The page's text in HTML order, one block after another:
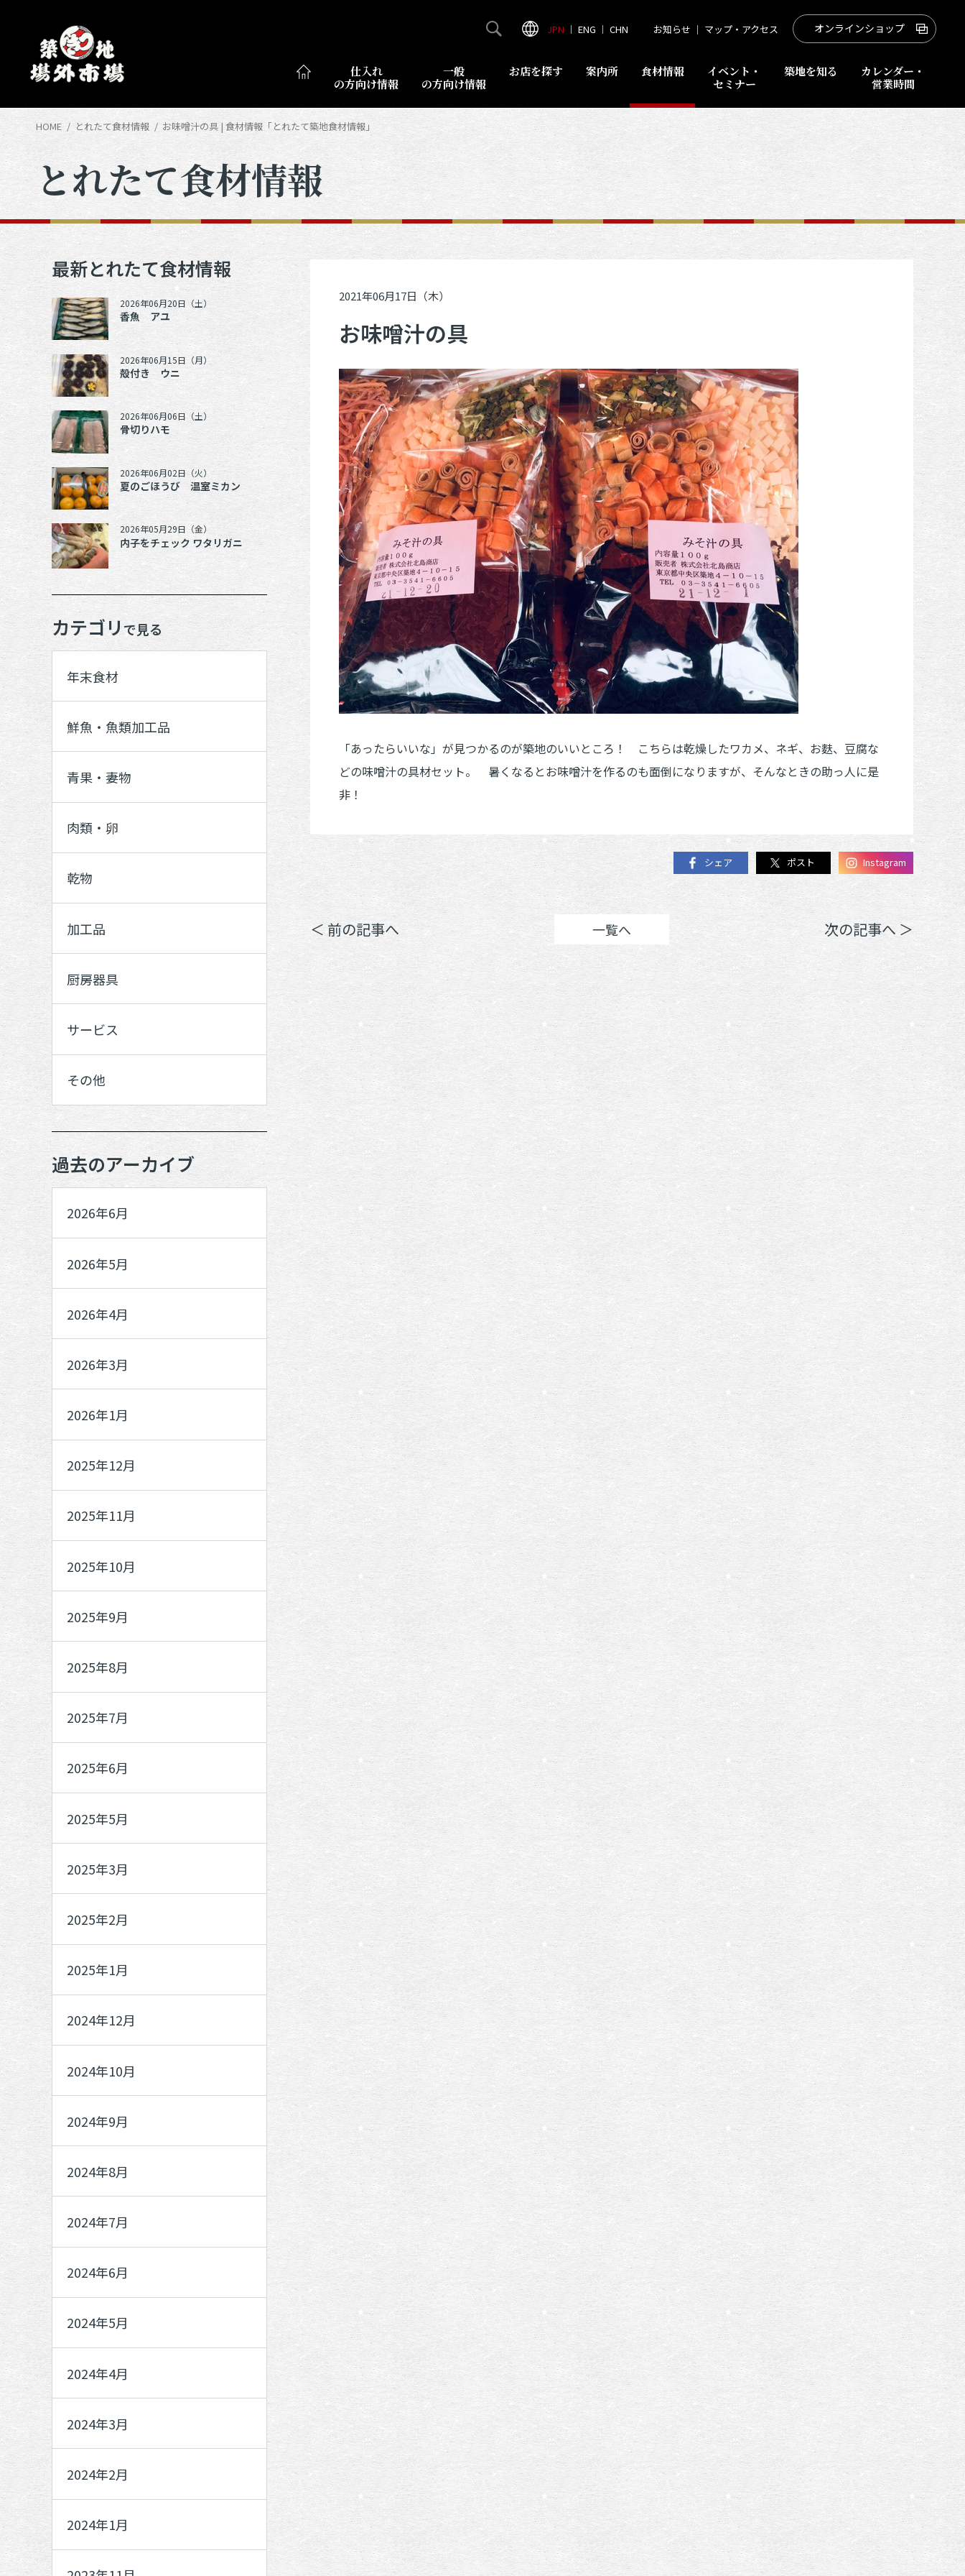
仕入れ
の方向け情報
一般
の方向け情報
お店を探す 案内所 食材情報
イベント・
セミナー
築地を知る
カレンダー・
営業時間
JPN ｜ ENG ｜ CHN お知らせ ｜ マップ・アクセス オンラインショップ
HOME とれたて食材情報 お味噌汁の具 | 食材情報「とれたて築地食材情報」
とれたて食材情報
2021年06月17日（木）
お味噌汁の具
「あったらいいな」が見つかるのが築地のいいところ！ こちらは乾燥したワカメ、ネギ、お麩、豆腐な
どの味噌汁の具材セット。 暑くなるとお味噌汁を作るのも面倒になりますが、そんなときの助っ人に是
非！
シェア ポスト Instagram
＜ 前の記事へ 一覧へ 次の記事へ ＞
最新とれたて食材情報
2026年06月20日（土）
香魚 アユ
2026年06月15日（月）
殻付き ウニ
2026年06月06日（土）
骨切りハモ
2026年06月02日（火）
夏のごほうび 温室ミカン
2026年05月29日（金）
内子をチェック ワタリガニ
カテゴリで見る
年末食材
鮮魚・魚類加工品
青果・妻物
肉類・卵
乾物
加工品
厨房器具
サービス
その他
過去のアーカイブ
2026年6月
2026年5月
2026年4月
2026年3月
2026年1月
2025年12月
2025年11月
2025年10月
2025年9月
2025年8月
2025年7月
2025年6月
2025年5月
2025年3月
2025年2月
2025年1月
2024年12月
2024年10月
2024年9月
2024年8月
2024年7月
2024年6月
2024年5月
2024年4月
2024年3月
2024年2月
2024年1月